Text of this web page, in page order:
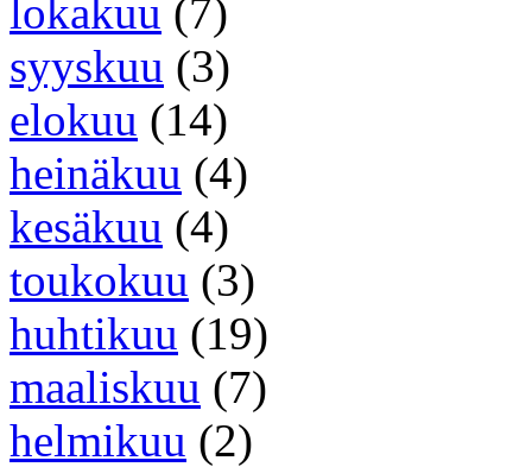
lokakuu (7)
syyskuu (3)
elokuu (14)
heinäkuu (4)
kesäkuu (4)
toukokuu (3)
huhtikuu (19)
maaliskuu (7)
helmikuu (2)